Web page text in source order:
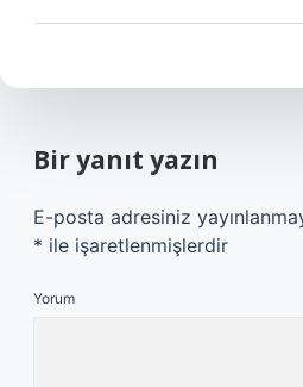
Bir yanıt yazın
E-posta adresiniz
* ile işaretlenmişlerdir
Yorum